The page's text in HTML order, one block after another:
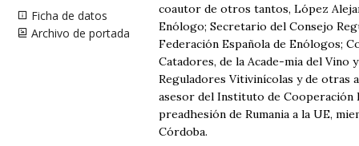
Ficha de datos
Archivo de portada
coautor de otros tantos, López
Enólogo; Secretario del Consejo
Federación Española de Enólogos;
Catadores, de la Acade-mia del Vino
Reguladores Vitivinícolas y de otras
asesor del Instituto de Cooperación
preadhesión de Rumania a la UE,
Córdoba.